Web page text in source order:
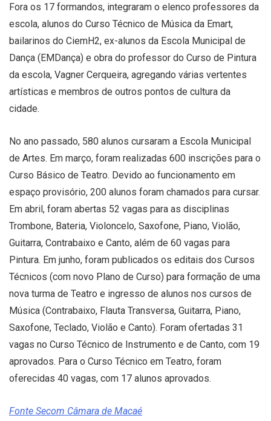
Fora os 17 formandos, integraram o elenco professores da
escola, alunos do Curso Técnico de Música da Emart,
bailarinos do CiemH2, ex-alunos da Escola Municipal de
Dança (EMDança) e obra do professor do Curso de Pintura
da escola, Vagner Cerqueira, agregando várias vertentes
artísticas e membros de outros pontos de cultura da
cidade.
No ano passado, 580 alunos cursaram a Escola Municipal
de Artes. Em março, foram realizadas 600 inscrições para o
Curso Básico de Teatro. Devido ao funcionamento em
espaço provisório, 200 alunos foram chamados para cursar.
Em abril, foram abertas 52 vagas para as disciplinas
Trombone, Bateria, Violoncelo, Saxofone, Piano, Violão,
Guitarra, Contrabaixo e Canto, além de 60 vagas para
Pintura. Em junho, foram publicados os editais dos Cursos
Técnicos (com novo Plano de Curso) para formação de uma
nova turma de Teatro e ingresso de alunos nos cursos de
Música (Contrabaixo, Flauta Transversa, Guitarra, Piano,
Saxofone, Teclado, Violão e Canto). Foram ofertadas 31
vagas no Curso Técnico de Instrumento e de Canto, com 19
aprovados. Para o Curso Técnico em Teatro, foram
oferecidas 40 vagas, com 17 alunos aprovados.
Fonte Secom Câmara de Macaé